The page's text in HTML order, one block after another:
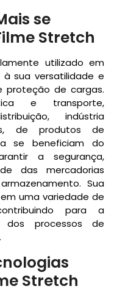
se
Stretch
utilizado em
à sua versatilidade e
proteção de cargas.
e transporte,
indústria
de produtos de
se beneficiam do
a segurança,
das mercadorias
Sua
uma variedade de
para a
dos processos de
Stretch